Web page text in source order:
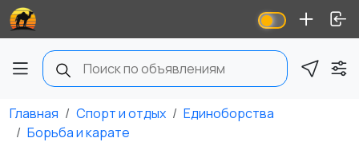
Главная Спорт и отдых
Единоборства
Борьба и карате